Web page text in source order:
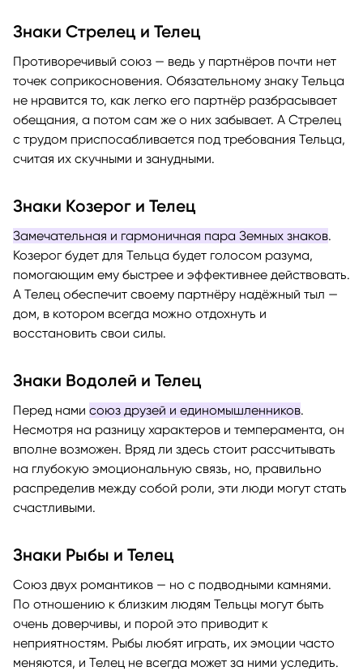
Знаки Стрелец и Телец
Противоречивый союз — ведь у партнёров почти нет
точек соприкосновения. Обязательному знаку Тельца
не нравится то, как легко его партнёр разбрасывает
обещания, а потом сам же о них забывает. А Стрелец
с трудом приспосабливается под требования Тельца,
считая их скучными и занудными.
Знаки Козерог и Телец
Замечательная и гармоничная пара Земных знаков.
Козерог будет для Тельца будет голосом разума,
помогающим ему быстрее и эффективнее действовать.
А Телец обеспечит своему партнёру надёжный тыл —
дом, в котором всегда можно отдохнуть и
восстановить свои силы.
Знаки Водолей и Телец
Перед нами союз друзей и единомышленников.
Несмотря на разницу характеров и темперамента, он
вполне возможен. Вряд ли здесь стоит рассчитывать
на глубокую эмоциональную связь, но, правильно
распределив между собой роли, эти люди могут стать
счастливыми.
Знаки Рыбы и Телец
Союз двух романтиков — но с подводными камнями.
По отношению к близким людям Тельцы могут быть
очень доверчивы, и порой это приводит к
неприятностям. Рыбы любят играть, их эмоции часто
меняются, и Телец не всегда может за ними уследить.